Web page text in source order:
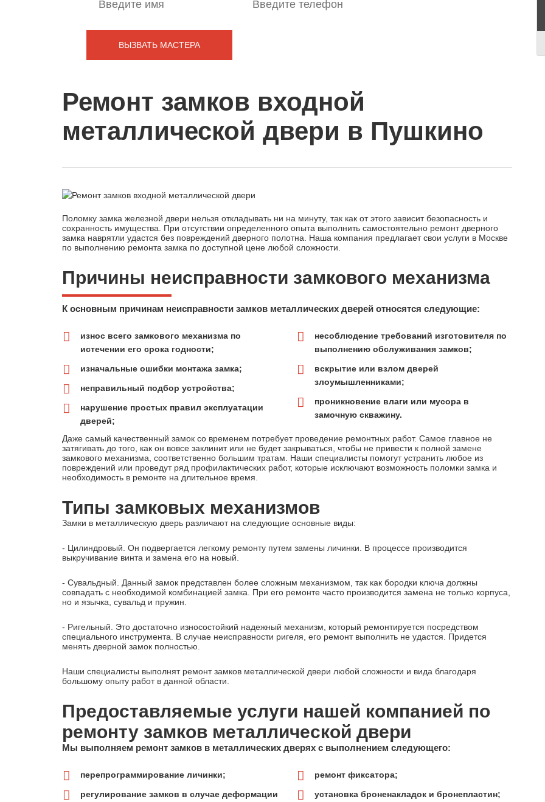
Ремонт замков входной
металлической двери в Пушкино
Поломку замка железной двери нельзя откладывать ни на минуту, так как от этого зависит безопасность и
сохранность имущества. При отсутствии определенного опыта выполнить самостоятельно ремонт дверного
замка наврятли удастся без повреждений дверного полотна. Наша компания предлагает свои услуги в Москве
по выполнению ремонта замка по доступной цене любой сложности.
Причины неисправности замкового механизма
К основным причинам неисправности замков металлических дверей относятся следующие:
износ всего замкового механизма по
истечении его срока годности;
изначальные ошибки монтажа замка;
неправильный подбор устройства;
нарушение простых правил эксплуатации
дверей;
несоблюдение требований изготовителя по
выполнению обслуживания замков;
вскрытие или взлом дверей
злоумышленниками;
проникновение влаги или мусора в
замочную скважину.
Даже самый качественный замок со временем потребует проведение ремонтных работ. Самое главное не
затягивать до того, как он вовсе заклинит или не будет закрываться, чтобы не привести к полной замене
замкового механизма, соответственно большим тратам. Наши специалисты помогут устранить любое из
повреждений или проведут ряд профилактических работ, которые исключают возможность поломки замка и
необходимость в ремонте на длительное время.
Типы замковых механизмов
Замки в металлическую дверь различают на следующие основные виды:
- Цилиндровый. Он подвергается легкому ремонту путем замены личинки. В процессе производится
выкручивание винта и замена его на новый.
- Сувальдный. Данный замок представлен более сложным механизмом, так как бородки ключа должны
совпадать с необходимой комбинацией замка. При его ремонте часто производится замена не только корпуса,
но и язычка, сувальд и пружин.
- Ригельный. Это достаточно износостойкий надежный механизм, который ремонтируется посредством
специального инструмента. В случае неисправности ригеля, его ремонт выполнить не удастся. Придется
менять дверной замок полностью.
Наши специалисты выполнят ремонт замков металлической двери любой сложности и вида благодаря
большому опыту работ в данной области.
Предоставляемые услуги нашей компанией по
ремонту замков металлической двери
Мы выполняем ремонт замков в металлических дверях с выполнением следующего:
перепрограммирование личинки;
регулирование замков в случае деформации
ремонт фиксатора;
установка броненакладок и бронепластин;